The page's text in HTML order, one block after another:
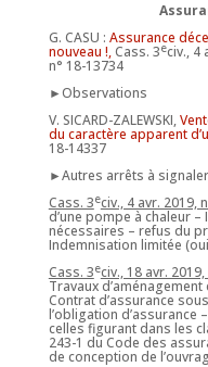
G. CASU : Assurance
nouveau !,Cass. 3eciv., 4
n° 18-13734
►Observations
V. SICARD-ZALEWSKI,
du caractère apparent
18-14337
►Autres arrêts à signaler
Cass. 3eciv., 4 avr. 2019,
d’une pompe à chaleur
nécessaires – refus du
Indemnisation limitée
Cass. 3eciv., 18 avr.
Travaux
Contrat d’assurance
l’obligation d’assurance
celles figurant dans les
243-1 du Code des
de conception de